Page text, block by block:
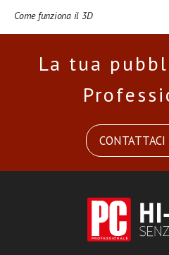
Come funziona il 3D
La tua
CONTATTACI